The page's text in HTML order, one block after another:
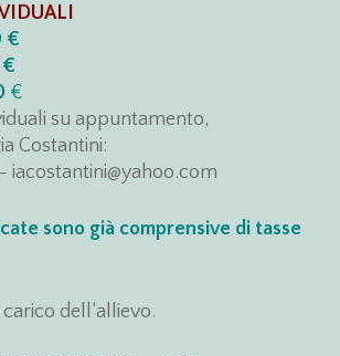
€
€
€
su appuntamento,
Costantini:
iacostantini@yahoo.com
sono già comprensive di tasse
carico dell’allievo.